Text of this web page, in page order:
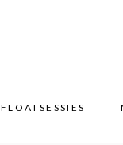
FLOATSESSIES